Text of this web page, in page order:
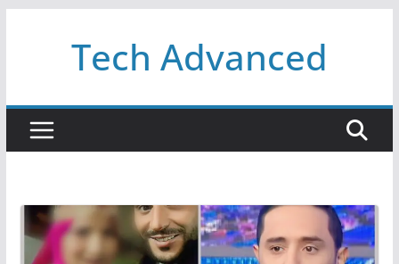
Tech Advanced